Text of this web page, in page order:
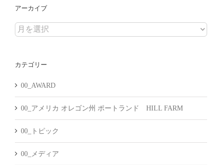
アーカイブ
ア
イ
カテゴリー
00_AWARD
00_アメリカ オレゴン州 ポートランド HILL FARM
00_トピック
00_メディア